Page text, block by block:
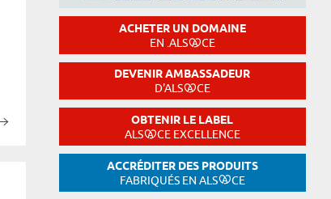
ACHETER UN DOMAINE
EN .ALS CE
DEVENIR AMBASSADEUR
D'ALS CE
OBTENIR LE LABEL
ALS CE EXCELLENCE
ACCRÉDITER DES PRODUITS
FABRIQUÉS EN ALS CE